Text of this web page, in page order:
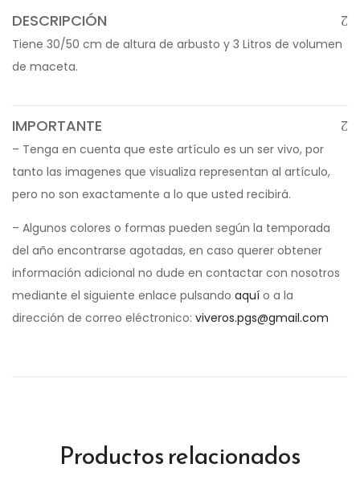
DESCRIPCIÓN
Tiene 30/50 cm de altura de arbusto y 3 Litros de volumen
de maceta.
IMPORTANTE
– Tenga en cuenta que este artículo es un ser vivo, por
tanto las imagenes que visualiza representan al artículo,
pero no son exactamente a lo que usted recibirá.
– Algunos colores o formas pueden según la temporada
del año encontrarse agotadas, en caso querer obtener
información adicional no dude en contactar con nosotros
mediante el siguiente enlace pulsando aquí o a la
dirección de correo eléctronico: viveros.pgs@gmail.com
Productos relacionados